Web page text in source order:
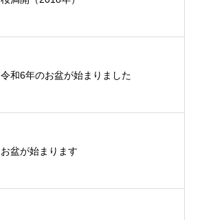
令和6年のお盆が始まりました
お盆が始まります